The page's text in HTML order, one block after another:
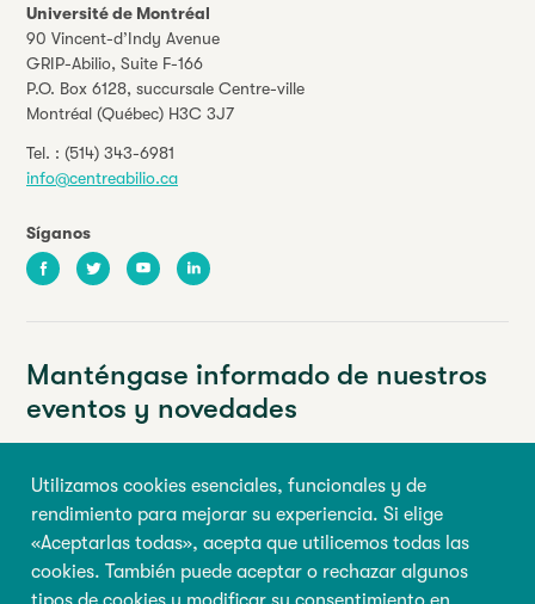
Utilizamos cookies esenciales, funcionales y de
rendimiento para mejorar su experiencia. Si elige
«Aceptarlas todas», acepta que utilicemos todas las
cookies. También puede aceptar o rechazar algunos
Université de Montréal
90 Vincent-d’Indy Avenue
GRIP-Abilio, Suite F-166
P.O. Box 6128, succursale Centre-ville
Montréal (Québec) H3C 3J7
Tel. : (514) 343-6981
info@centreabilio.ca
Síganos
FacebookTwitter YoutubeLinkedIn
Manténgase informado de nuestros
eventos y novedades
Nombre de pila Apellido